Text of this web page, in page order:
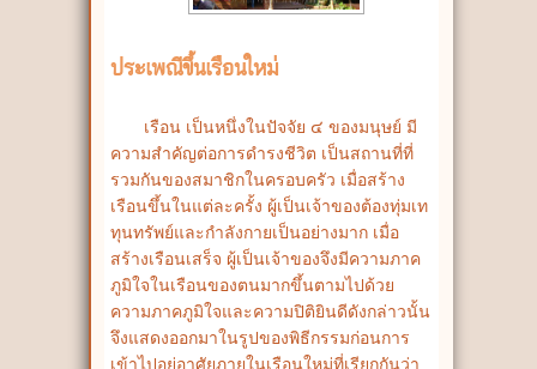
ประเพณีขึ้นเรือนใหม่
เรือน เป็นหนึ่งในปัจจัย ๔ ของมนุษย์ มี
ความสำคัญต่อการดำรงชีวิต เป็นสถานที่ที่
รวมกันของสมาชิกในครอบครัว เมื่อสร้าง
เรือนขึ้นในแต่ละครั้ง ผู้เป็นเจ้าของต้องทุ่มเท
ทุนทรัพย์และกำลังกายเป็นอย่างมาก เมื่อ
สร้างเรือนเสร็จ ผู้เป็นเจ้าของจึงมีความภาค
ภูมิใจในเรือนของตนมากขึ้นตามไปด้วย
ความภาคภูมิใจและความปิติยินดีดังกล่าวนั้น
จึงแสดงออกมาในรูปของพิธีกรรมก่อนการ
เข้าไปอยู่อาศัยภายในเรือนใหม่ที่เรียกกันว่า